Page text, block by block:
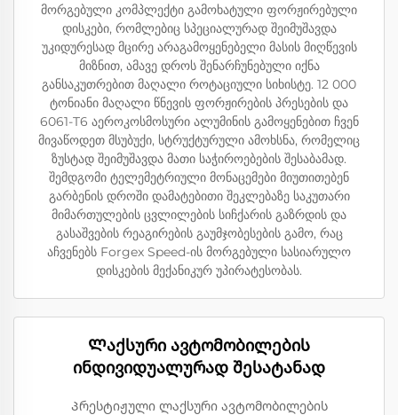
მორგებული კომპლექტი გამოხატული ფორჟირებული
დისკები, რომლებიც სპეციალურად შეიმუშავდა
უკიდურესად მცირე არაგამოყენებელი მასის მიღწევის
მიზნით, ამავე დროს შენარჩუნებული იქნა
განსაკუთრებით მაღალი როტაციული სიხისტე. 12 000
ტონიანი მაღალი წნევის ფორჟირების პრესების და
6061-T6 აეროკოსმოსური ალუმინის გამოყენებით ჩვენ
მივაწოდეთ მსუბუქი, სტრუქტურული ამოხსნა, რომელიც
ზუსტად შეიმუშავდა მათი საჭიროებების შესაბამად.
შემდგომი ტელემეტრიული მონაცემები მიუთითებენ
გარბენის დროში დამატებითი შეკლებაზე საკუთარი
მიმართულების ცვლილების სიჩქარის გაზრდის და
გასაშვების რეაგირების გაუმჯობესების გამო, რაც
აჩვენებს Forgex Speed-ის მორგებული სასიარულო
დისკების მექანიკურ უპირატესობას.
Ლაქსური ავტომობილების
ინდივიდუალურად შესატანად
Პრესტიჟული ლაქსური ავტომობილების